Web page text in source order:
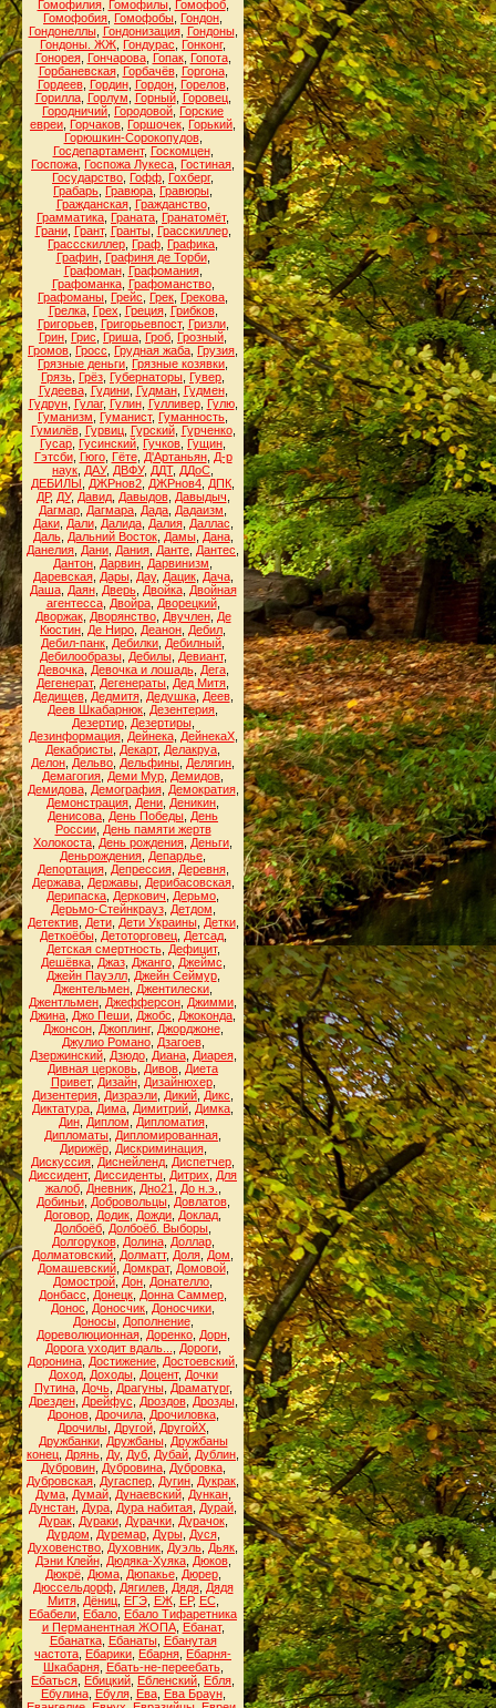
Гомофилия, Гомофилы, Гомофоб,
Гомофобия Гомофобы Гондон
Гондонеллы, Гондонизация, Гондоны,
Гондоны. ЖЖ Гондурас Гонконг,
Гонорея, Гончарова, Гопак, Гопота,
Горбаневская, Горбачёв, Горгона,
Гордеев, Гордин, Гордон, Горелов,
Горилла, Горлум Горный, Горовец,
Городничий Городовой Горские
евреи Горчаков Горшочек Горький
Горюшкин-Сорокопудов,
Госдепартамент, Госкомцен,
Госпожа Госпожа Лукеса Гостиная
Государство Гофф Гохберг,
Грабарь Гравюра Гравюры
Гражданская, Гражданство,
Грамматика Граната Гранатомёт,
Грани, Грант, Гранты, Грасскиллер,
Грассскиллер Граф Графика
Графин, Графиня де Торби,
Графоман, Графомания,
Графоманка, Графоманство,
Графоманы Грейс Грек Грекова
Грелка, Грех Греция, Грибков,
Григорьев, Григорьевпост, Гризли,
Грин Грис Гриша Гроб Грозный
Громов Гросс Грудная жаба Грузия
Грязные деньги Грязные козявки
Грязь Грёз Губернаторы Гувер
Гудеева, Гудини, Гудман, Гудмен,
Гудрун, Гулаг, Гулин, Гулливер, Гулю,
Гуманизм
Гуманист, Гуманность
Гумилёв, Гурвиц, Гурский, Гурченко,
Гусар Гусинский Гучков Гущин
Гэтсби, Гюго, Гёте, Д'Артаньян, Д-р
наук ДАУ, ДВФУ, ДДТ, ДДоС
ДЕБИЛЫ
ДЖРнов2 ДЖРнов4 ДПК
ДР, ДУ, Давид, Давыдов, Давыдыч
Дагмар Дагмара Дада Дадаизм
Даки, Дали, Далида, Далия, Даллас
Даль, Дальний Восток, Дамы, Дана,
Данелия Дани Дания Данте Дантес
Дантон Дарвин Дарвинизм
Даревская, Дары, Дау, Дацик, Дача,
Даша, Даян, Дверь, Двойка, Двойная
агентесса, Двойра, Дворецкий,
Дворжак, Дворянство, Двучлен, Де
Кюстин Де Ниро Деанон Дебил
Дебил-панк Дебилки Дебилный
Дебилообразы, Дебилы, Девиант,
Девочка, Девочка и лошадь, Дега,
Дегенерат, Дегенераты Дед Митя
Дедищев, Дедмитя, Дедушка, Деев,
Деев Шкабарнюк Дезентерия
Дезертир, Дезертиры,
Дезинформация, Дейнека, ДейнекаХ,
Декабристы Декарт, Делакруа
Делон Дельво Дельфины Делягин
Демагогия Деми Мур Демидов
Демидова, Демография, Демократия,
Демонстрация Дени Деникин
Денисова День Победы День
России, День памяти жертв
Холокоста День рождения Деньги
Деньрождения Депардье
Депортация, Депрессия, Деревня,
Держава, Державы, Дерибасовская,
Дерипаска Деркович Дерьмо
Дерьмо-Стейнкрауз, Детдом
Детектив, Дети, Дети Украины, Детки,
Деткоёбы, Детоторговец, Детсад,
Детская смертность, Дефицит,
Дешёвка, Джаз, Джанго, Джеймс
Джейн Пауэлл, Джейн Сеймур,
Джентельмен Джентилески
Джентльмен Джефферсон Джимми
Джина Джо Пеши Джобс Джоконда
Джонсон, Джоплинг, Джорджоне,
Джулио Романо, Дзагоев,
Дзержинский, Дзюдо, Диана, Диарея,
Дивная церковь Дивов Диета
Привет, Дизайн, Дизайнюхер,
Дизентерия Дизраэли Дикий Дикс
Диктатура Дима Димитрий Димка
Дин, Диплом Дипломатия,
Дипломаты Дипломированная
Дирижёр, Дискриминация,
Дискуссия Диснейленд Диспетчер
Диссидент, Диссиденты Дитрих
Для
жалоб, Дневник, Дно21 До н.э.
Добиньи, Добровольцы, Довлатов,
Договор Додик Дожди Доклад
Долбоёб Долбоёб. Выборы
Долгоруков, Долина, Доллар,
Долматовский Долматт, Доля Дом
Домашевский, Домкрат, Домовой,
Домострой Дон Донателло
Донбасс
Донецк Донна Саммер
Донос
Доносчик Доносчики
Доносы, Дополнение,
Дореволюционная, Доренко, Дорн,
Дорога уходит вдаль...
Дороги,
Доронина Достижение Достоевский
Доход, Доходы, Доцент, Дочки
Путина, Дочь, Драгуны, Драматург,
Дрезден, Дрейфус Дроздов, Дрозды,
Дронов, Дрочила, Дрочиловка,
Дрочилы, Другой, ДругойХ,
Дружбанки, Дружбаны, Дружбаны
конец Дрянь Ду, Дуб Дубай Дублин
Дубровин, Дубровина, Дубровка,
Дубровская Дугаспер Дугин Дукрак
Дума, Думай, Дунаевский, Дункан,
Дунстан Дура Дура набитая Дурай
Дурак, Дураки, Дурачки, Дурачок,
Дурдом
Дуремар, Дуры, Дуся,
Духовенство Духовник Дуэль Дьяк
Дэни Клейн, Дюдяка-Хуяка, Дюков,
Дюкрё, Дюма, Дюпакье, Дюрер,
Дюссельдорф, Дягилев, Дядя, Дядя
Митя, Дёниц, ЕГЭ, ЕЖ, ЕР, ЕС,
Ебабели Ебало Ебало Тифаретника
и Перманентная ЖОПА, Ебанат,
Ебанатка, Ебанаты, Ебанутая
частота Ебарики Ебарня Ебарня-
Шкабарня, Ебать-не-переебать,
Ебаться Ебицкий Ебленский Ебля
Ебулина, Ебуля, Ева, Ева Браун,